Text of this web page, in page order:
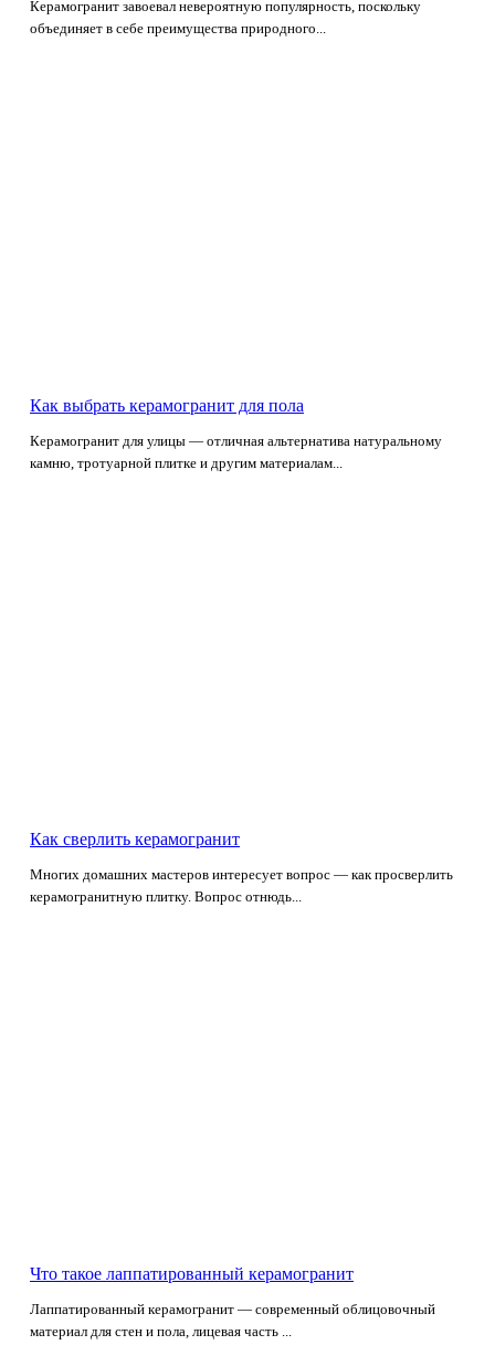
Керамогранит завоевал невероятную популярность, поскольку
объединяет в себе преимущества природного...
Как выбрать керамогранит для пола
Керамогранит для улицы — отличная альтернатива натуральному
камню, тротуарной плитке и другим материалам...
Как сверлить керамогранит
Многих домашних мастеров интересует вопрос — как просверлить
керамогранитную плитку. Вопрос отнюдь...
Что такое лаппатированный керамогранит
Лаппатированный керамогранит — современный облицовочный
материал для стен и пола, лицевая часть ...